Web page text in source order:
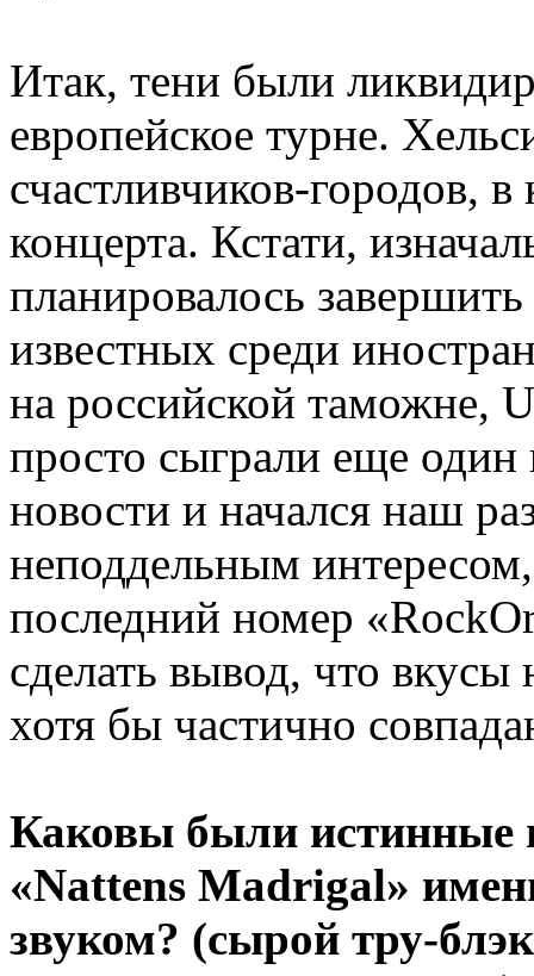
Итак, тени были
европейское турне.
счастливчиков-городов,
концерта. Кстати,
планировалось
известных среди
на российской таможне,
просто сыграли еще
новости и начался наш
неподдельным
последний номер
сделать вывод, что
хотя бы частично
Каковы были истинные
«Nattens Madrigal»
звуком? (сырой тру-